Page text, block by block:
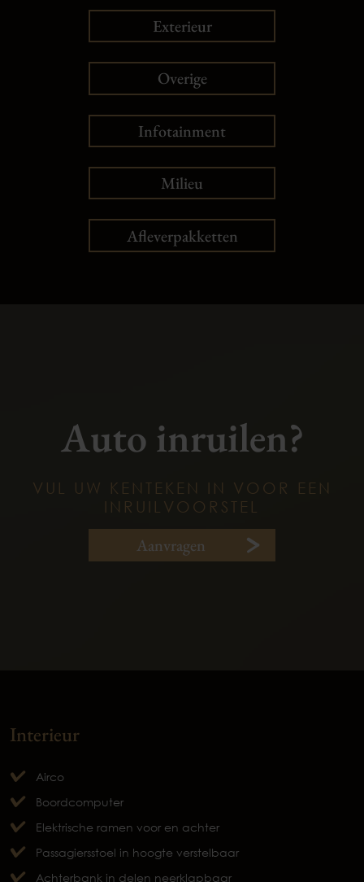
Exterieur
Overige
Infotainment
Milieu
Afleverpakketten
Auto inruilen?
VUL UW KENTEKEN IN VOOR EEN
INRUILVOORSTEL
Aanvragen
Interieur
Airco
Boordcomputer
Elektrische ramen voor en achter
Passagiersstoel in hoogte verstelbaar
Achterbank in delen neerklapbaar